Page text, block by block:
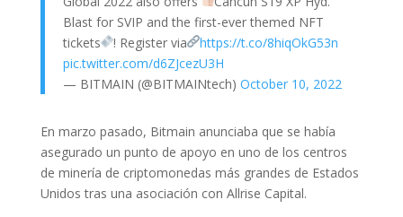
Blast for SVIP and the first-ever themed NFT
tickets
! Register via
https://t.co/8hiqOkG53n
pic.twitter.com/d6ZJcezU3H
— BITMAIN (@BITMAINtech) October 10, 2022
En marzo pasado, Bitmain anunciaba que se había
asegurado un punto de apoyo en uno de los centros
de minería de criptomonedas más grandes de Estados
Unidos tras una asociación con Allrise Capital.